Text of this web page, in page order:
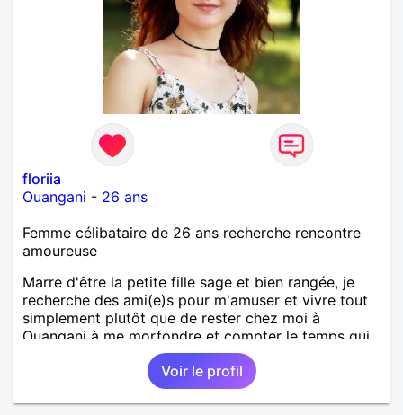
floriia
Ouangani - 26 ans
Femme célibataire de 26 ans recherche rencontre
amoureuse
Marre d'être la petite fille sage et bien rangée, je
recherche des ami(e)s pour m'amuser et vivre tout
simplement plutôt que de rester chez moi à
Ouangani à me morfondre et compter le temps qui
Voir le profil